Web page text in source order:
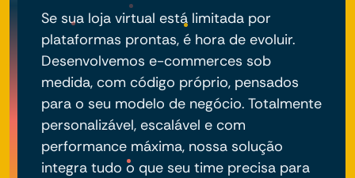
Se sua loja virtual está limitada por
plataformas prontas, é hora de evoluir.
Desenvolvemos e-commerces sob
medida, com código próprio, pensados
para o seu modelo de negócio. Totalmente
personalizável, escalável e com
performance máxima, nossa solução
integra tudo o que seu time precisa para